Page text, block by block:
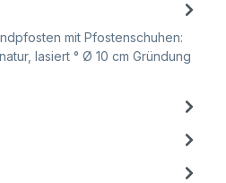
mit Pfostenschuhen:
lasiert ° Ø 10 cm Gründung